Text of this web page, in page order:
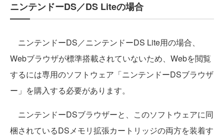
ニンテンドーDS／DS Liteの場合
ニンテンドーDS／ニンテンドーDS Lite用の場合、
Webブラウザが標準搭載されていないため、Webを閲覧
するには専用のソフトウェア「ニンテンドーDSブラウザ
ー」を購入する必要があります。
ニンテンドーDSブラウザーと、このソフトウェアに同
梱されているDSメモリ拡張カートリッジの両方を装着す